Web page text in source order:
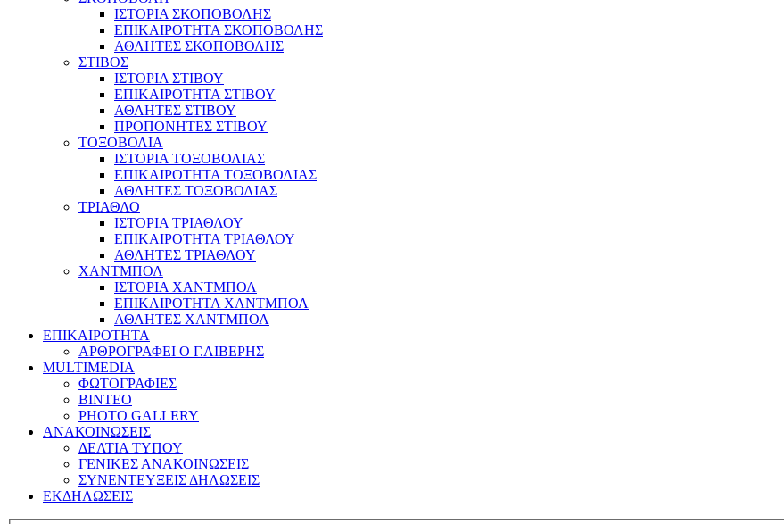
ΙΣΤΟΡΙΑ ΣΚΟΠΟΒΟΛΗΣ
ΕΠΙΚΑΙΡΟΤΗΤΑ ΣΚΟΠΟΒΟΛΗΣ
ΑΘΛΗΤΕΣ ΣΚΟΠΟΒΟΛΗΣ
ΣΤΙΒΟΣ
ΙΣΤΟΡΙΑ ΣΤΙΒΟΥ
ΕΠΙΚΑΙΡΟΤΗΤΑ ΣΤΙΒΟΥ
ΑΘΛΗΤΕΣ ΣΤΙΒΟΥ
ΠΡΟΠΟΝΗΤΕΣ ΣΤΙΒΟΥ
ΤΟΞΟΒΟΛΙΑ
ΙΣΤΟΡΙΑ ΤΟΞΟΒΟΛΙΑΣ
ΕΠΙΚΑΙΡΟΤΗΤΑ ΤΟΞΟΒΟΛΙΑΣ
ΑΘΛΗΤΕΣ ΤΟΞΟΒΟΛΙΑΣ
ΤΡΙΑΘΛΟ
ΙΣΤΟΡΙΑ ΤΡΙΑΘΛΟΥ
ΕΠΙΚΑΙΡΟΤΗΤΑ ΤΡΙΑΘΛΟΥ
ΑΘΛΗΤΕΣ ΤΡΙΑΘΛΟΥ
ΧΑΝΤΜΠΟΛ
ΙΣΤΟΡΙΑ ΧΑΝΤΜΠΟΛ
ΕΠΙΚΑΙΡΟΤΗΤΑ ΧΑΝΤΜΠΟΛ
ΑΘΛΗΤΕΣ ΧΑΝΤΜΠΟΛ
ΕΠΙΚΑΙΡΟΤΗΤΑ
ΑΡΘΡΟΓΡΑΦΕΙ Ο Γ.ΛΙΒΕΡΗΣ
MULTIMEDIA
ΦΩΤΟΓΡΑΦΙΕΣ
ΒΙΝΤΕΟ
PHOTO GALLERY
ΑΝΑΚΟΙΝΩΣΕΙΣ
ΔΕΛΤΙΑ ΤΥΠΟΥ
ΓΕΝΙΚΕΣ ΑΝΑΚΟΙΝΩΣΕΙΣ
ΣΥΝΕΝΤΕΥΞΕΙΣ ΔΗΛΩΣΕΙΣ
ΕΚΔΗΛΩΣΕΙΣ